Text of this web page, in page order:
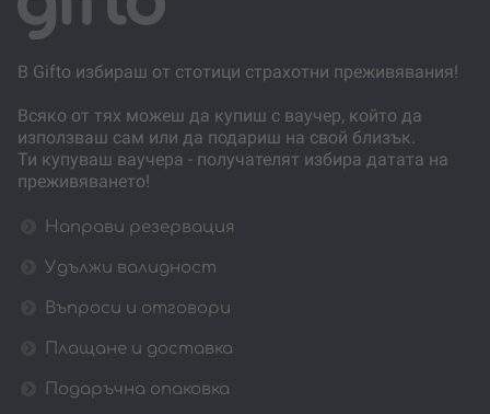
В Gifto избираш от стотици страхотни преживявания!
Всяко от тях можеш да купиш с ваучер, който да
използваш сам или да подариш на свой близък.
Ти купуваш ваучера - получателят избира датата на
преживяването!
Направи резервация
Удължи валидност
Въпроси и отговори
Плащане и доставка
Подаръчна опаковка